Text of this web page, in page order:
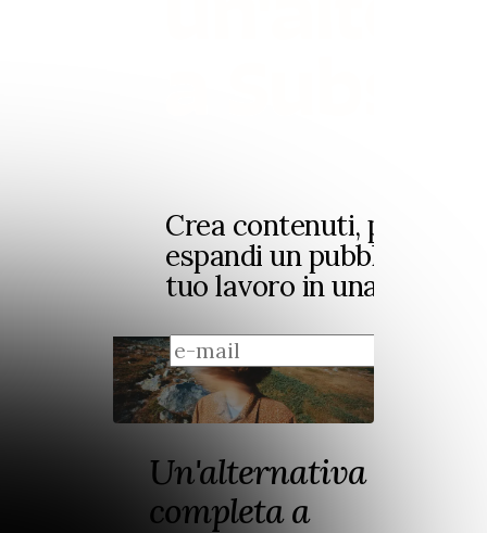
Crea contenuti, pubblica
espandi un pubblico e
tuo lavoro in una
Un'alternativa
completa a